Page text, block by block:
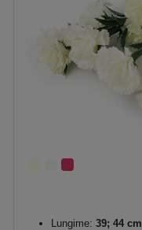
Lungime: 39; 44 cm